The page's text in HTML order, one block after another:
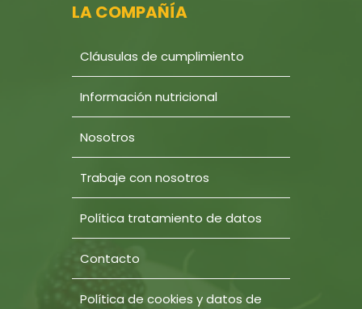
LA COMPAÑÍA
Cláusulas de cumplimiento
Información nutricional
Nosotros
Trabaje con nosotros
Política tratamiento de datos
Contacto
Política de cookies y datos de